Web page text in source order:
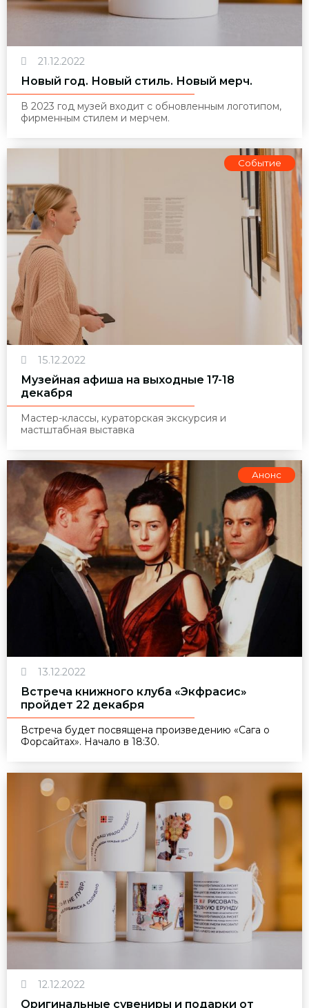
21.12.2022
Новый год. Новый стиль. Новый мерч.
В 2023 год музей входит с обновленным логотипом,
фирменным стилем и мерчем.
Событие
15.12.2022
Музейная афиша на выходные 17-18
декабря
Мастер-классы, кураторская экскурсия и
мастштабная выставка
Анонс
13.12.2022
Встреча книжного клуба «Экфрасис»
пройдет 22 декабря
Встреча будет посвящена произведению «Сага о
Форсайтах». Начало в 18:30.
12.12.2022
Оригинальные сувениры и подарки от